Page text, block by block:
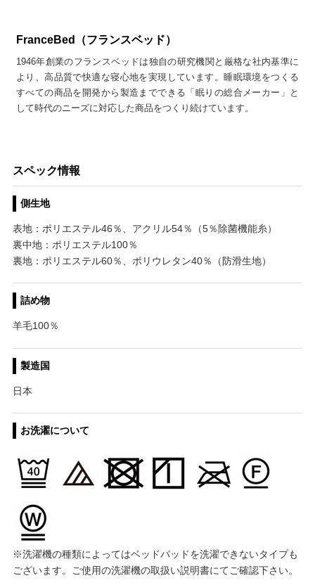
FranceBed（フランスベッド）
1946年創業のフランスベッドは独自の研究機関と厳格な社内基準に
より、高品質で快適な寝心地を実現しています。睡眠環境をつくる
すべての商品を開発から製造までできる「眠りの総合メーカー」と
して時代のニーズに対応した商品をつくり続けています。
スペック情報
側生地
表地：ポリエステル46％、アクリル54％（5％除菌機能糸）
裏中地：ポリエステル100％
裏地：ポリエステル60％、ポリウレタン40％（防滑生地）
詰め物
羊毛100％
製造国
日本
お洗濯について
※洗濯機の種類によってはベッドパッドを洗濯できないタイプも
ございます。ご使用の洗濯機の取扱い説明書にてご確認下さい。